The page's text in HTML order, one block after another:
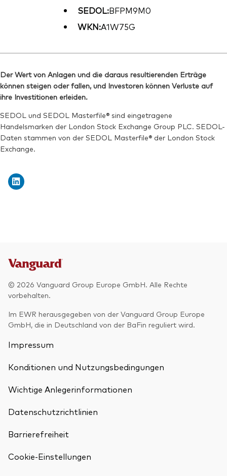
SEDOL:BFPM9M0
WKN:A1W75G
Der Wert von Anlagen und die daraus resultierenden Erträge
können steigen oder fallen, und Investoren können Verluste auf
ihre Investitionen erleiden.
SEDOL und SEDOL Masterfile® sind eingetragene
Handelsmarken der London Stock Exchange Group PLC. SEDOL-
Daten stammen von der SEDOL Masterfile® der London Stock
Exchange.
© 2026 Vanguard Group Europe GmbH. Alle Rechte
vorbehalten.
Im EWR herausgegeben von der Vanguard Group Europe
GmbH, die in Deutschland von der BaFin reguliert wird.
Impressum
Konditionen und Nutzungsbedingungen
Wichtige Anlegerinformationen
Datenschutzrichtlinien
Barrierefreiheit
Cookie-Einstellungen